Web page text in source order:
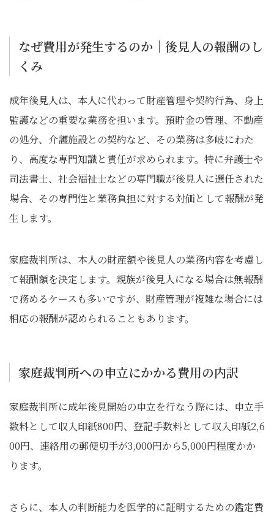
なぜ費用が発生するのか｜後見人の報酬のし
くみ
成年後見人は、本人に代わって財産管理や契約行為、身上
監護などの重要な業務を担います。預貯金の管理、不動産
の処分、介護施設との契約など、その業務は多岐にわた
り、高度な専門知識と責任が求められます。特に弁護士や
司法書士、社会福祉士などの専門職が後見人に選任された
場合、その専門性と業務負担に対する対価として報酬が発
生します。
家庭裁判所は、本人の財産額や後見人の業務内容を考慮し
て報酬額を決定します。親族が後見人になる場合は無報酬
で務めるケースも多いですが、財産管理が複雑な場合には
相応の報酬が認められることもあります。
家庭裁判所への申立にかかる費用の内訳
家庭裁判所に成年後見開始の申立を行なう際には、申立手
数料として収入印紙800円、登記手数料として収入印紙2,6
00円、連絡用の郵便切手が3,000円から5,000円程度かか
ります。
さらに、本人の判断能力を医学的に証明するための鑑定費